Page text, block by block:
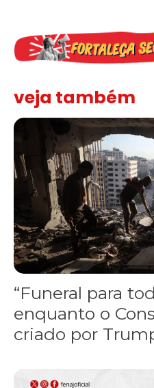
veja também
“Funeral para toda Gaza” —
“Funeral para
enquanto o
criado por
Assinada nova CCT de jornais